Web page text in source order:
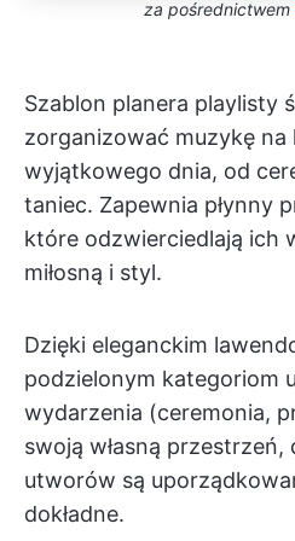
za pośrednictwem
Szablon planera playlisty
zorganizować muzykę na
wyjątkowego dnia, od
taniec. Zapewnia płynny
które odzwierciedlają ich
miłosną i styl.
Dzięki eleganckim
podzielonym kategoriom
wydarzenia (ceremonia,
swoją własną
utworów są
dokładne.